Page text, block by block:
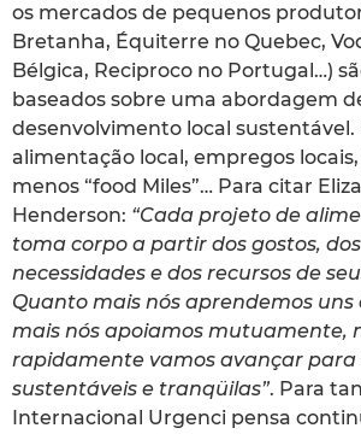
os mercados de pequenos
Bretanha, Équiterre no Quebec,
Bélgica, Reciproco no Portugal…)
baseados sobre uma abordagem
desenvolvimento local sustentável.
alimentação local, empregos
menos “food Miles”… Para citar
Henderson: “Cada projeto de
toma corpo a partir dos gostos,
necessidades e dos recursos de
Quanto mais nós aprendemos uns
mais nós apoiamos mutuamente,
rapidamente vamos avançar para
sustentáveis e tranqüilas”. Para
Internacional Urgenci pensa